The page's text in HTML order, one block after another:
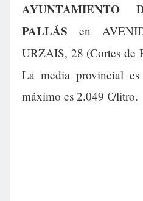
PALLÁS en
URZAIS, 28 (Cortes de
La media provincial
máximo es 2.049 €/litro.